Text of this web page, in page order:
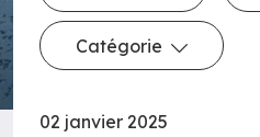
Catégorie
02 janvier 2025